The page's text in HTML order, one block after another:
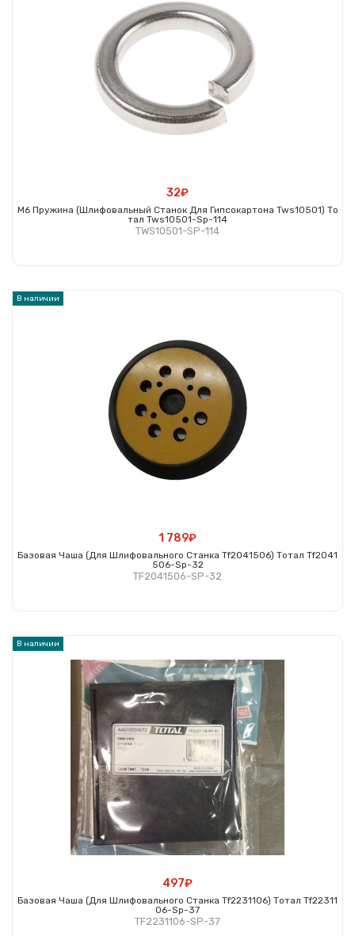
32₽
M6 Пружина (шлифовальный Станок Для Гипсокартона Tws10501) То
Тал Tws10501-Sp-114
TWS10501-SP-114
В наличии
1 789₽
Базовая Чаша (для Шлифовального Станка Tf2041506) Тотал Tf2041
506-Sp-32
TF2041506-SP-32
В наличии
497₽
Базовая Чаша (для Шлифовального Станка Tf2231106) Тотал Tf22311
06-Sp-37
TF2231106-SP-37